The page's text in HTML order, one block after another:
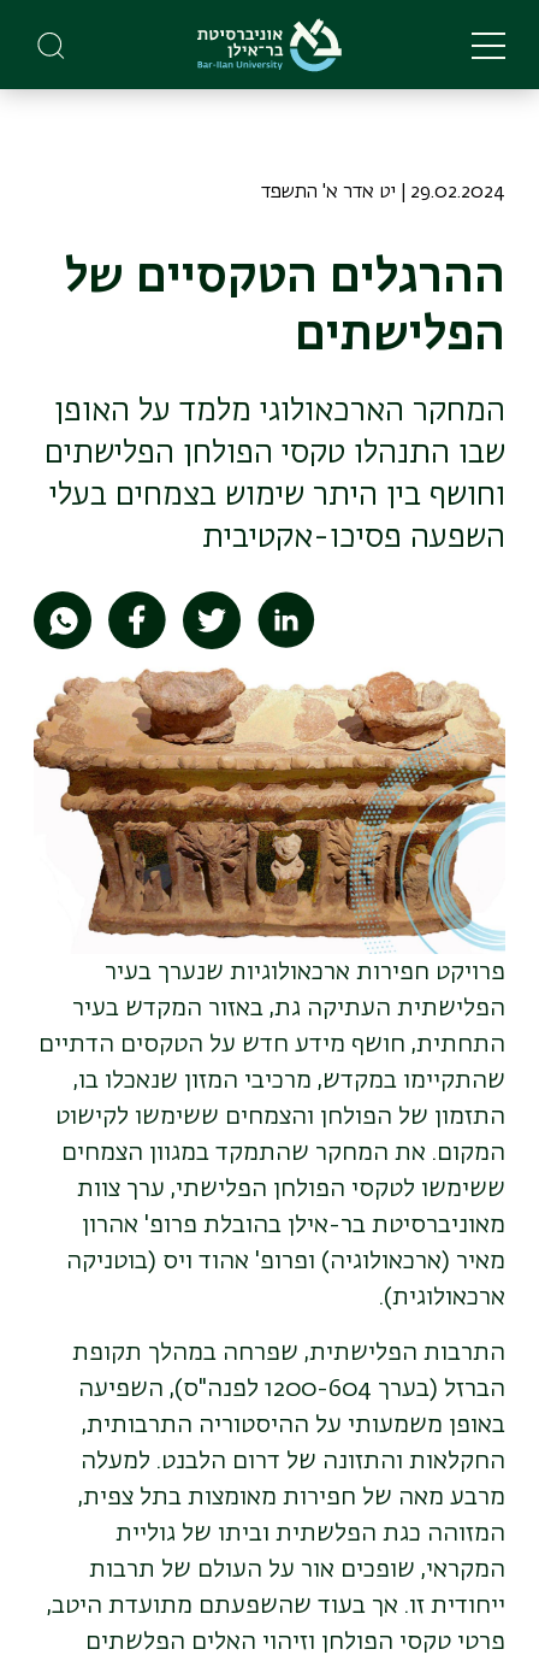
main
29.02.2024 | יט אדר א' התשפד
ההרגלים הטקסיים של
הפלישתים
המחקר הארכאולוגי מלמד על האופן
שבו התנהלו טקסי הפולחן הפלישתים
וחושף בין היתר שימוש בצמחים בעלי
השפעה פסיכו-אקטיבית
פרויקט חפירות ארכאולוגיות שנערך בעיר
הפלישתית העתיקה גת, באזור המקדש בעיר
התחתית, חושף מידע חדש על הטקסים הדתיים
שהתקיימו במקדש, מרכיבי המזון שנאכלו בו,
התזמון של הפולחן והצמחים ששימשו לקישוט
המקום. את המחקר שהתמקד במגוון הצמחים
ששימשו לטקסי הפולחן הפלישתי, ערך צוות
מאוניברסיטת בר-אילן בהובלת פרופ' אהרון
מאיר (ארכאולוגיה) ופרופ' אהוד ויס (בוטניקה
ארכאולוגית).
התרבות הפלישתית, שפרחה במהלך תקופת
הברזל (בערך 1200-604 לפנה"ס), השפיעה
באופן משמעותי על ההיסטוריה התרבותית,
החקלאות והתזונה של דרום הלבנט. למעלה
מרבע מאה של חפירות מאומצות בתל צפית,
המזוהה כגת הפלשתית וביתו של גוליית
המקראי, שופכים אור על העולם של תרבות
ייחודית זו. אך בעוד שהשפעתם מתועדת היטב,
פרטי טקסי הפולחן וזיהוי האלים הפלשתים